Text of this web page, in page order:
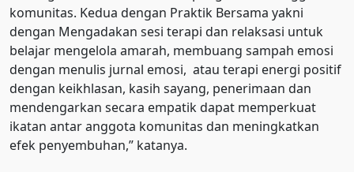
komunitas. Kedua dengan Praktik Bersama yakni
dengan Mengadakan sesi terapi dan relaksasi untuk
belajar mengelola amarah, membuang sampah emosi
dengan menulis jurnal emosi, atau terapi energi positif
dengan keikhlasan, kasih sayang, penerimaan dan
mendengarkan secara empatik dapat memperkuat
ikatan antar anggota komunitas dan meningkatkan
efek penyembuhan,” katanya.